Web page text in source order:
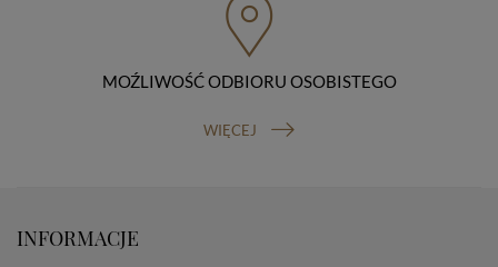
Osobowych, ul. Stawki 2, 00-193 Warszawa) oraz
prawo do cofnięcia zgody na przetwarzanie danych
osobowych (masz prawo cofnięcia zgody na
przetwarzanie danych w dowolnym momencie;
zgody przed jej cofnięciem). W celu wykonania swoich
zawartości naszej strony
MOŹLIWOŚĆ ODBIORU OSOBISTEGO
WIĘCEJ
INFORMACJE